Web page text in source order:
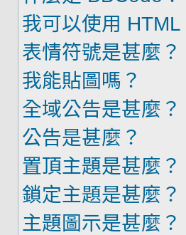
我可以使用 HTML
表情符號是甚麼？
我能貼圖嗎？
全域公告是甚麼？
公告是甚麼？
置頂主題是甚麼？
鎖定主題是甚麼？
主題圖示是甚麼？